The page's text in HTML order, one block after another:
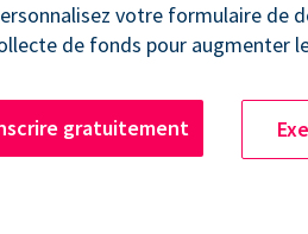
votre formulaire de
de fonds pour augmenter
gratuitement